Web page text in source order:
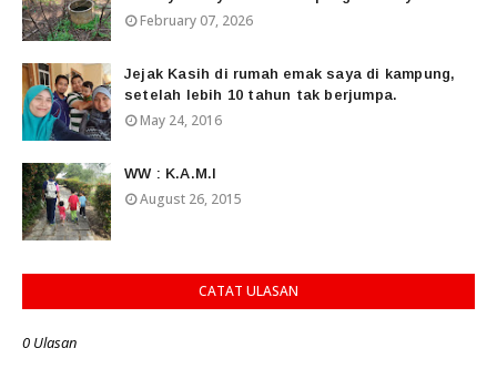
February 07, 2026
Jejak Kasih di rumah emak saya di kampung,
setelah lebih 10 tahun tak berjumpa.
May 24, 2016
WW : K.A.M.I
August 26, 2015
CATAT ULASAN
0 Ulasan